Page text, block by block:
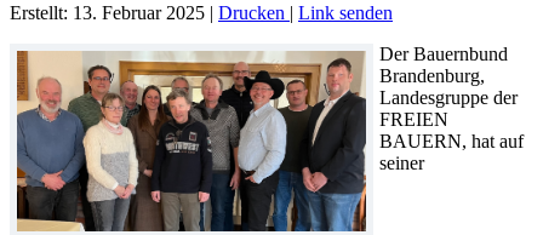
Erstellt: 13. Februar 2025 | Drucken | Link senden
Der Bauernbund
Brandenburg,
Landesgruppe der
FREIEN
BAUERN, hat auf
seiner